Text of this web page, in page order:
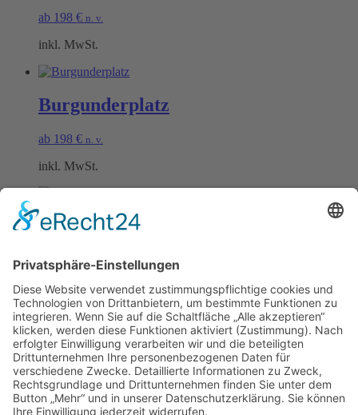
ab 198 € n. v.
inkl. MwSt.
Burgunderplatz
ab 198 € n. v.
inkl. MwSt.
Schwarzrieslingplatz
ab198€ n. v.
inkl. MwSt.
Öffnungszeiten Büro und Hofladen:
Hofladen:
Montag bis Sonntag von 09:00 – 11:30 Uhr und 14:00 – 18:00 Uhr
Telefonisch erreichen Sie uns:
Montag bis Freitag von 09:00 – 11:30 Uhr